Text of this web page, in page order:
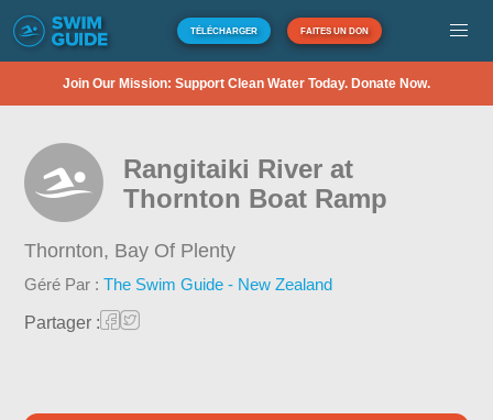
TÉLÉCHARGER FAITES UN DON
Join Our Mission: Support Clean Water Today. Donate Now.
Rangitaiki River at
Thornton Boat Ramp
Thornton, Bay Of Plenty
Géré Par :The Swim Guide - New Zealand
Partager :